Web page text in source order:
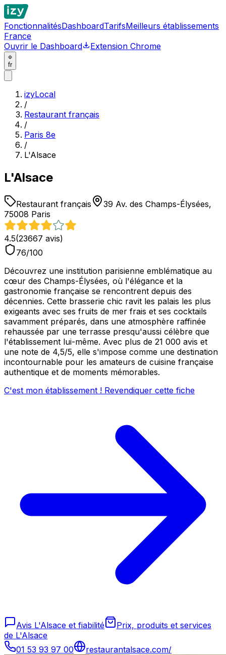
FonctionnalitésDashboardTarifsMeilleurs établissements
France
Ouvrir le Dashboard
Extension Chrome
fr
izyLocal
/
Restaurant français
/
Paris 8e
/
L'Alsace
L'Alsace
Restaurant français
39 Av. des Champs-Élysées,
75008 Paris
4.5(23667 avis)
76/100
Découvrez une institution parisienne emblématique au
cœur des Champs-Élysées, où l'élégance et la
gastronomie française se rencontrent depuis des
décennies. Cette brasserie chic ravit les palais les plus
exigeants avec ses fruits de mer frais et ses cocktails
savamment préparés, dans une atmosphère raffinée
rehaussée par une terrasse presqu'aussi célèbre que
l'établissement lui-même. Avec plus de 21 000 avis et
une note de 4,5/5, elle s'impose comme une destination
incontournable pour les amateurs de cuisine française
authentique et de moments mémorables.
C'est mon établissement ! Revendiquer cette fiche
Avis L'Alsace et fiabilité
Prix, produits et services
de L'Alsace
01 53 93 97 00
restaurantalsace.com/